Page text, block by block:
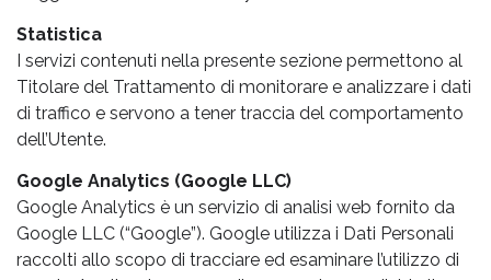
Statistica
I servizi contenuti nella presente sezione permettono al
Titolare del Trattamento di monitorare e analizzare i dati
di traffico e servono a tener traccia del comportamento
dell’Utente.
Google Analytics (Google LLC)
Google Analytics è un servizio di analisi web fornito da
Google LLC (“Google”). Google utilizza i Dati Personali
raccolti allo scopo di tracciare ed esaminare l’utilizzo di